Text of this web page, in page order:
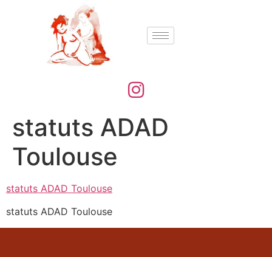
statuts ADAD
Toulouse
statuts ADAD Toulouse
statuts ADAD Toulouse